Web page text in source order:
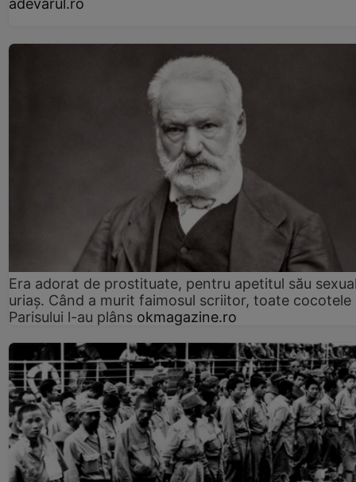
adevarul.ro
Era adorat de prostituate, pentru apetitul său
uriaș. Când a murit faimosul scriitor, toate cocotele
Parisului l-au plâns okmagazine.ro